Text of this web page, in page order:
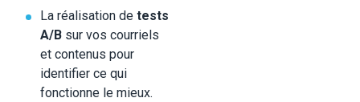
La réalisation de tests
A/B sur vos courriels
et contenus pour
identifier ce qui
fonctionne le mieux.